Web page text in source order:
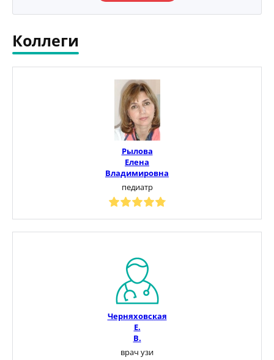
Коллеги
Рылова
Елена
Владимировна
педиатр
Черняховская
Е.
В.
врач узи